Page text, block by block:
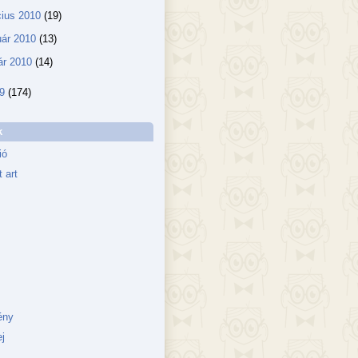
2010 (19)
2010 (13)
2010 (14)
(174)
art